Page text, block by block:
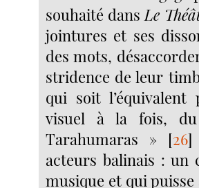
souhaité dansLe
jointures et ses
des mots,
stridence de leur
qui soit
visuel à la fois, du
Tarahumaras » [26]
acteurs balinais :
musique et qui